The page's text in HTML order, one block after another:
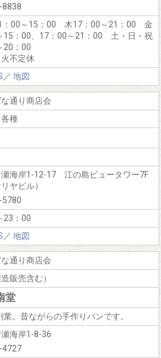
：00～15：00 木17：00～21：00 金
15：00、17：00～21：00 土・日・祝
20：00
不定休
／ 地図
通り商店会
種
海岸1-12-17 江の島ビュータワー7F
ヤビル）
23：00
／ 地図
通り商店会
販売含む）
堂
。昔ながらの手作りパンです。
海岸1-8-36